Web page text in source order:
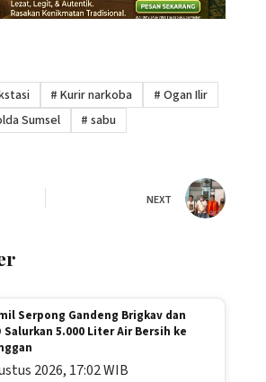
# Kurir narkoba # Ogan Ilir
Sumsel # sabu
NEXT
Serpong Gandeng Brigkav dan
Salurkan 5.000 Liter Air Bersih ke
2026, 17:02 WIB